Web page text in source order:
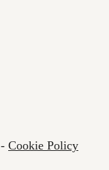
- Cookie Policy